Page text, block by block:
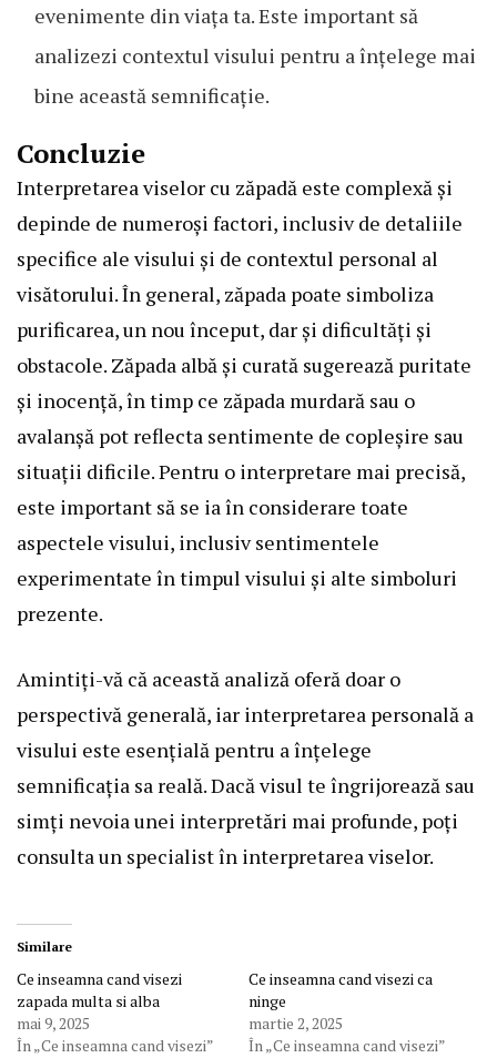
evenimente din viața ta. Este important să
analizezi contextul visului pentru a înțelege mai
bine această semnificație.
Concluzie
Interpretarea viselor cu zăpadă este complexă și
depinde de numeroși factori, inclusiv de detaliile
specifice ale visului și de contextul personal al
visătorului. În general, zăpada poate simboliza
purificarea, un nou început, dar și dificultăți și
obstacole. Zăpada albă și curată sugerează puritate
și inocență, în timp ce zăpada murdară sau o
avalanșă pot reflecta sentimente de copleșire sau
situații dificile. Pentru o interpretare mai precisă,
este important să se ia în considerare toate
aspectele visului, inclusiv sentimentele
experimentate în timpul visului și alte simboluri
prezente.
Amintiți-vă că această analiză oferă doar o
perspectivă generală, iar interpretarea personală a
visului este esențială pentru a înțelege
semnificația sa reală. Dacă visul te îngrijorează sau
simți nevoia unei interpretări mai profunde, poți
consulta un specialist în interpretarea viselor.
Similare
Ce inseamna cand visezi
zapada multa si alba
mai 9, 2025
În „Ce inseamna cand visezi”
Ce inseamna cand visezi ca
ninge
martie 2, 2025
În „Ce inseamna cand visezi”